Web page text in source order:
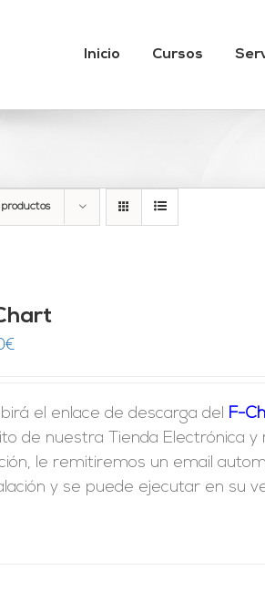
Inicio Cursos
€
el enlace de descarga del F-
de nuestra Tienda Electrónica y
le remitiremos un email
y se puede ejecutar en su